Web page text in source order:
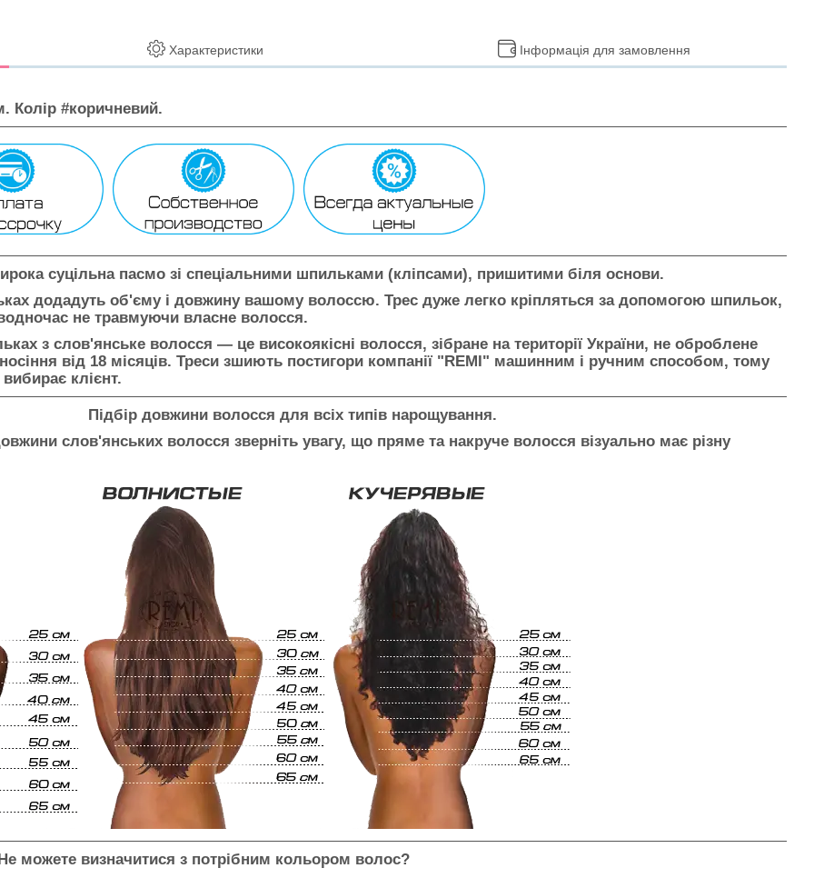
Характеристики Інформація для замовлення
Колір #коричневий.
суцільна пасмо зі спеціальними шпильками (кліпсами), пришитими біля основи.
додадуть об'єму і довжину вашому волоссю. Трес дуже легко кріпляться за допомогою шпильок,
не травмуючи власне волосся.
з слов'янське волосся — це високоякісні волосся, зібране на території України, не оброблене
від 18 місяців. Треси зшиють постигори компанії "REMI" машинним і ручним способом, тому
клієнт.
Підбір довжини волосся для всіх типів нарощування.
слов'янських волосся зверніть увагу, що пряме та накруче волосся візуально має різну
можете визначитися з потрібним кольором волос?